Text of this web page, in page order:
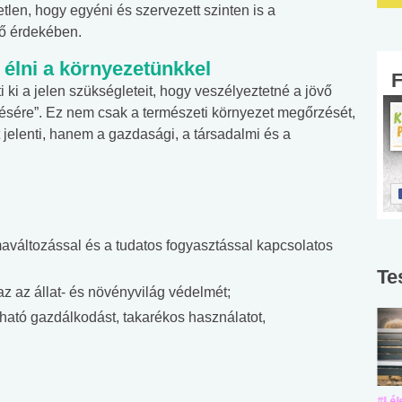
hogy egyéni és szervezett szinten is a
érdekében.
a környezetünkkel
ki a jelen szükségleteit, hogy veszélyeztetné a jövő
Ez nem csak a természeti környezet megőrzését,
hanem a gazdasági, a társadalmi és a
és a tudatos fogyasztással kapcsolatos
az állat- és növényvilág védelmét;
gazdálkodást, takarékos használatot,